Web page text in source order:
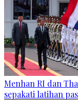
Menhan RI dan
sepakati latihan